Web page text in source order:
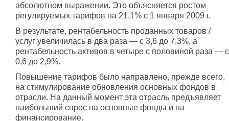
абсолютном выражении. Это объясняется ростом
регулируемых тарифов на 21,1% с 1 января 2009 г.
В результате, рентабельность проданных товаров /
услуг увеличилась в два раза — с 3,6 до 7,3%, а
рентабельность активов в четыре с половиной раза — с
0,6 до 2,9%.
Повышение тарифов было направлено, прежде всего,
на стимулирование обновления основных фондов в
отрасли. На данный момент эта отрасль предъявляет
наибольший спрос на основные фонды и на
финансирование.